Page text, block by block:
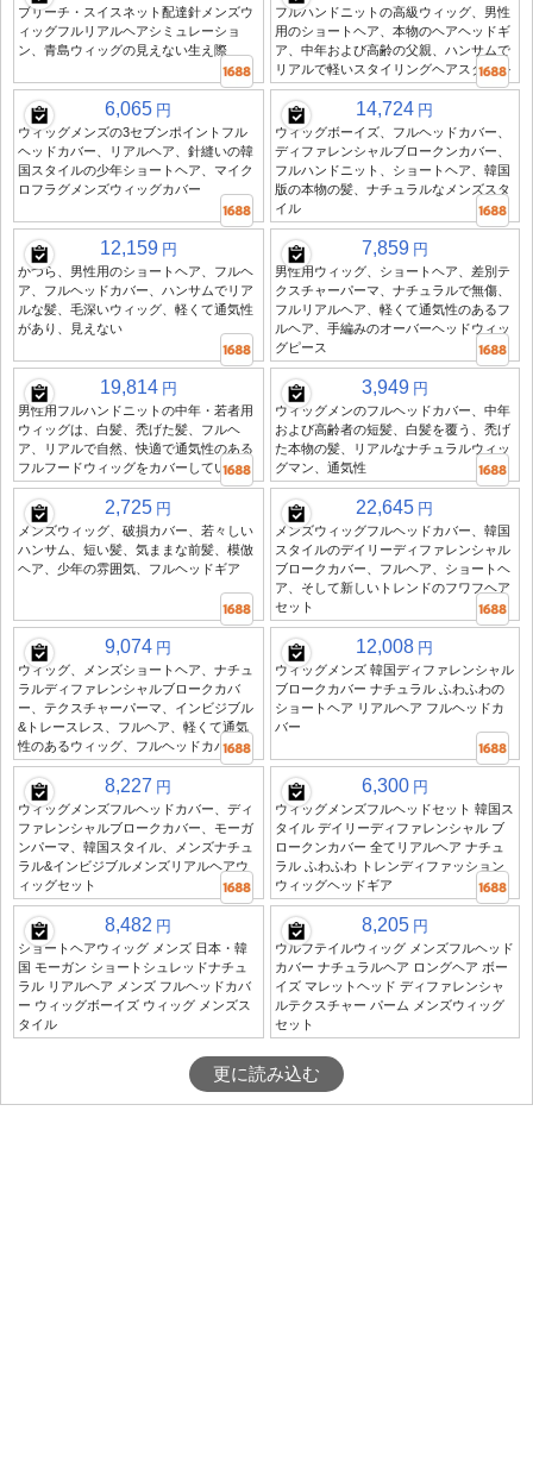
ブリーチ・スイスネット配達針メンズウ
ィッグフルリアルヘアシミュレーショ
ン、青島ウィッグの見えない生え際
フルハンドニットの高級ウィッグ、男性
用のショートヘア、本物のヘアヘッドギ
ア、中年および高齢の父親、ハンサムで
リアルで軽いスタイリングヘアスタイル
6,065 円
ウィッグメンズの3セブンポイントフル
ヘッドカバー、リアルヘア、針縫いの韓
国スタイルの少年ショートヘア、マイク
ロフラグメンズウィッグカバー
14,724 円
ウィッグボーイズ、フルヘッドカバー、
ディファレンシャルブロークンカバー、
フルハンドニット、ショートヘア、韓国
版の本物の髪、ナチュラルなメンズスタ
イル
12,159 円
かつら、男性用のショートヘア、フルヘ
ア、フルヘッドカバー、ハンサムでリア
ルな髪、毛深いウィッグ、軽くて通気性
があり、見えない
7,859 円
男性用ウィッグ、ショートヘア、差別テ
クスチャーパーマ、ナチュラルで無傷、
フルリアルヘア、軽くて通気性のあるフ
ルヘア、手編みのオーバーヘッドウィッ
グピース
19,814 円
男性用フルハンドニットの中年・若者用
ウィッグは、白髪、禿げた髪、フルヘ
ア、リアルで自然、快適で通気性のある
フルフードウィッグをカバーしています
3,949 円
ウィッグメンのフルヘッドカバー、中年
および高齢者の短髪、白髪を覆う、禿げ
た本物の髪、リアルなナチュラルウィッ
グマン、通気性
2,725 円
メンズウィッグ、破損カバー、若々しい
ハンサム、短い髪、気ままな前髪、模倣
ヘア、少年の雰囲気、フルヘッドギア
22,645 円
メンズウィッグフルヘッドカバー、韓国
スタイルのデイリーディファレンシャル
ブロークカバー、フルヘア、ショートヘ
ア、そして新しいトレンドのフワフヘア
セット
9,074 円
ウィッグ、メンズショートヘア、ナチュ
ラルディファレンシャルブロークカバ
ー、テクスチャーパーマ、インビジブル
&トレースレス、フルヘア、軽くて通気
性のあるウィッグ、フルヘッドカバー
12,008 円
ウィッグメンズ 韓国ディファレンシャル
ブロークカバー ナチュラル ふわふわの
ショートヘア リアルヘア フルヘッドカ
バー
8,227 円
ウィッグメンズフルヘッドカバー、ディ
ファレンシャルブロークカバー、モーガ
ンパーマ、韓国スタイル、メンズナチュ
ラル&インビジブルメンズリアルヘアウ
ィッグセット
6,300 円
ウィッグメンズフルヘッドセット 韓国ス
タイル デイリーディファレンシャル ブ
ロークンカバー 全てリアルヘア ナチュ
ラル ふわふわ トレンディファッション
ウィッグヘッドギア
8,482 円
ショートヘアウィッグ メンズ 日本・韓
国 モーガン ショートシュレッドナチュ
ラル リアルヘア メンズ フルヘッドカバ
ー ウィッグボーイズ ウィッグ メンズス
タイル
8,205 円
ウルフテイルウィッグ メンズフルヘッド
カバー ナチュラルヘア ロングヘア ボー
イズ マレットヘッド ディファレンシャ
ルテクスチャー パーム メンズウィッグ
セット
更に読み込む